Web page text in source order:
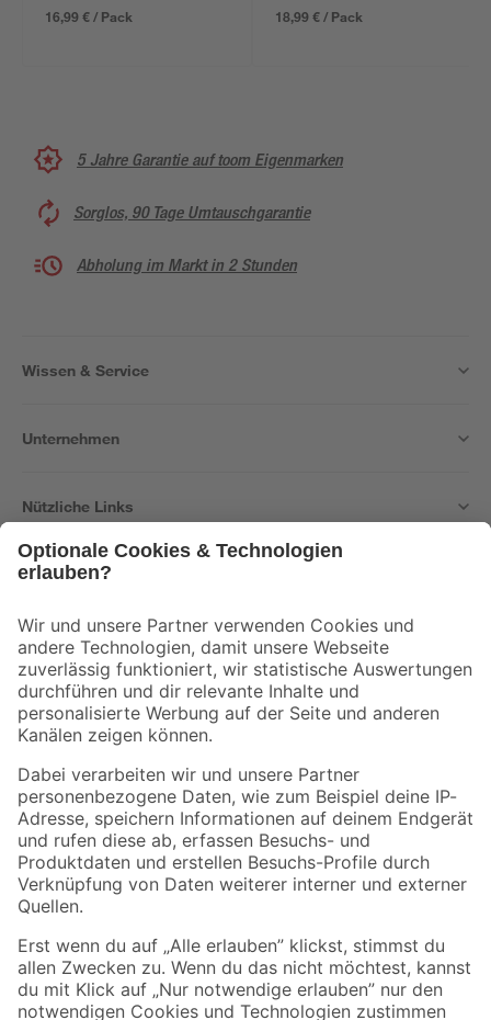
16,99 € / Pack
18,99 € / Pack
5 Jahre Garantie auf toom Eigenmarken
Sorglos, 90 Tage Umtauschgarantie
Abholung im Markt in 2 Stunden
Wissen & Service
Unternehmen
Nützliche Links
Der toom Newsletter: Keine Angebote und Aktionen mehr verpassen!
Zur Newsletter Anmeldung
Folge uns
Zahlungsarten Versandarten
Sicher einkaufen
Jetzt die toom-App herunterladen